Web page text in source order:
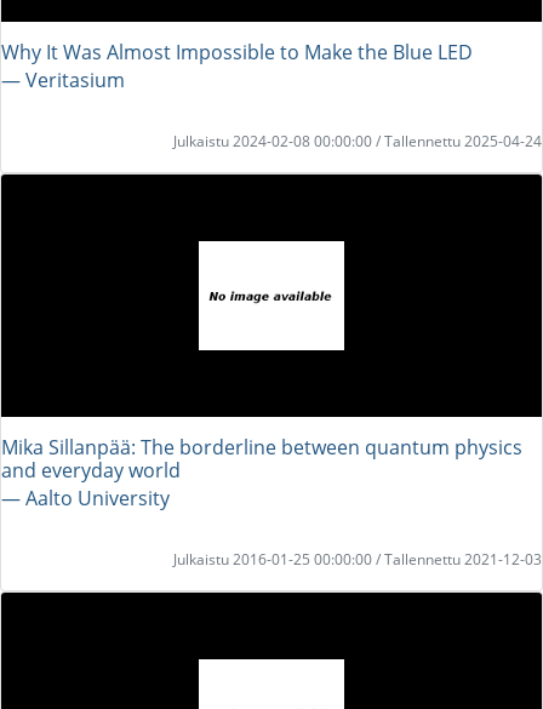
Why It Was Almost Impossible to Make the Blue LED
― Veritasium
Julkaistu 2024-02-08 00:00:00 / Tallennettu 2025-04-24
Mika Sillanpää: The borderline between quantum physics
and everyday world
― Aalto University
Julkaistu 2016-01-25 00:00:00 / Tallennettu 2021-12-03